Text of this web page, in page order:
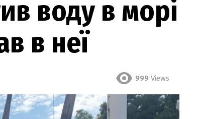
воду в морі
в неї
999 Views